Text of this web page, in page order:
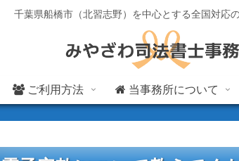
千葉県船橋市（北習志野）を中心とする全国対応
ご利用方法 当事務所について